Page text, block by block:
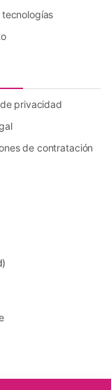
tecnologías
privacidad
de contratación